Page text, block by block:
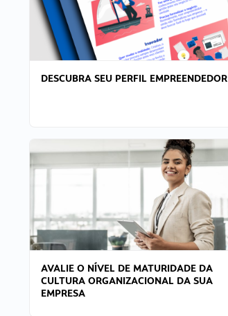
DESCUBRA SEU PERFIL EMPREENDEDOR
AVALIE O NÍVEL DE MATURIDADE DA
CULTURA ORGANIZACIONAL DA SUA
EMPRESA